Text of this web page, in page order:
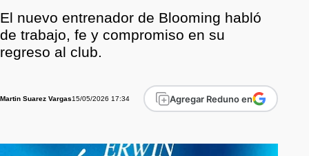
El nuevo entrenador de Blooming habló
de trabajo, fe y compromiso en su
regreso al club.
Martin Suarez Vargas15/05/2026 17:34 Agregar Reduno en